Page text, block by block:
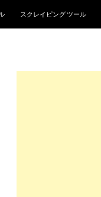
スクレイピング ツール